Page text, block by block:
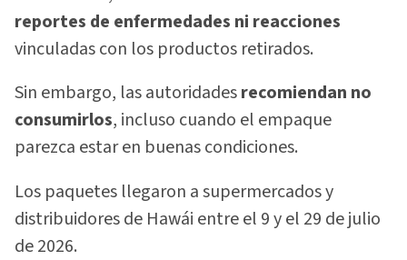
reportes de enfermedades ni reacciones
vinculadas con los productos retirados.
Sin embargo, las autoridadesrecomiendan no
consumirlos, incluso cuando el empaque
parezca estar en buenas condiciones.
Los paquetes llegaron a supermercados y
distribuidores de Hawái entre el 9 y el 29 de julio
de 2026.